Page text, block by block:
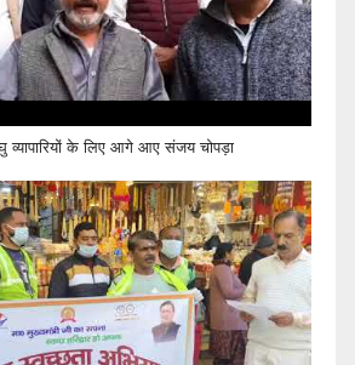
के लिए आगे आए संजय चोपड़ा